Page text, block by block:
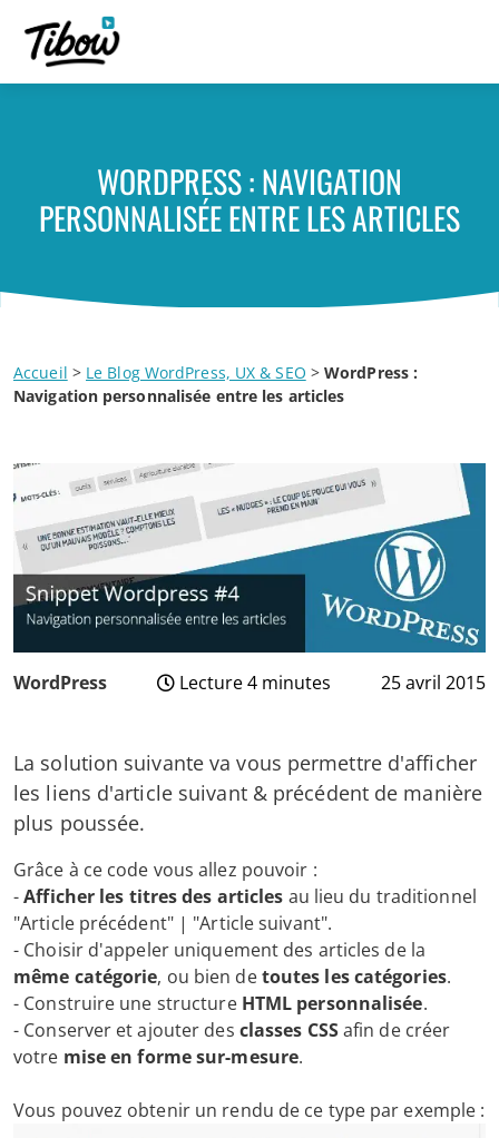
WORDPRESS : NAVIGATION
PERSONNALISÉE ENTRE LES ARTICLES
Accueil > Le Blog WordPress, UX & SEO >WordPress :
Navigation personnalisée entre les articles
WordPress Lecture 4 minutes 25 avril 2015
3
La solution suivante va vous permettre d'afficher
les liens d'article suivant & précédent de manière
plus poussée.
Grâce à ce code vous allez pouvoir :
-Afficher les titres des articles au lieu du traditionnel
"Article précédent" | "Article suivant".
- Choisir d'appeler uniquement des articles de la
même catégorie, ou bien detoutes les catégories.
- Construire une structure HTML personnalisée.
- Conserver et ajouter des classes CSSafin de créer
votre mise en forme sur-mesure.
Vous pouvez obtenir un rendu de ce type par exemple :